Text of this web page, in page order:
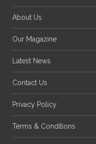
About Us
Our Magazine
Latest News
Contact Us
Privacy Policy
Terms & Conditions